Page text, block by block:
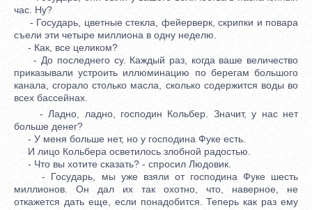
час. Ну?
- Государь, цветные стекла, фейерверк, скрипки и повара
съели эти четыре миллиона в одну неделю.
- Как, все целиком?
- До последнего су. Каждый раз, когда ваше величество
приказывали устроить иллюминацию по берегам большого
канала, сгорало столько масла, сколько содержится воды во
всех бассейнах.
- Ладно, ладно, господин Кольбер. Значит, у нас нет
больше денег?
- У меня больше нет, но у господина Фуке есть.
И лицо Кольбера осветилось злобной радостью.
- Что вы хотите сказать? - спросил Людовик.
- Государь, мы уже взяли от господина Фуке шесть
миллионов. Он дал их так охотно, что, наверное, не
откажется дать еще, если понадобится. Теперь как раз ему